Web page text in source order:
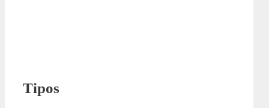
Tipos